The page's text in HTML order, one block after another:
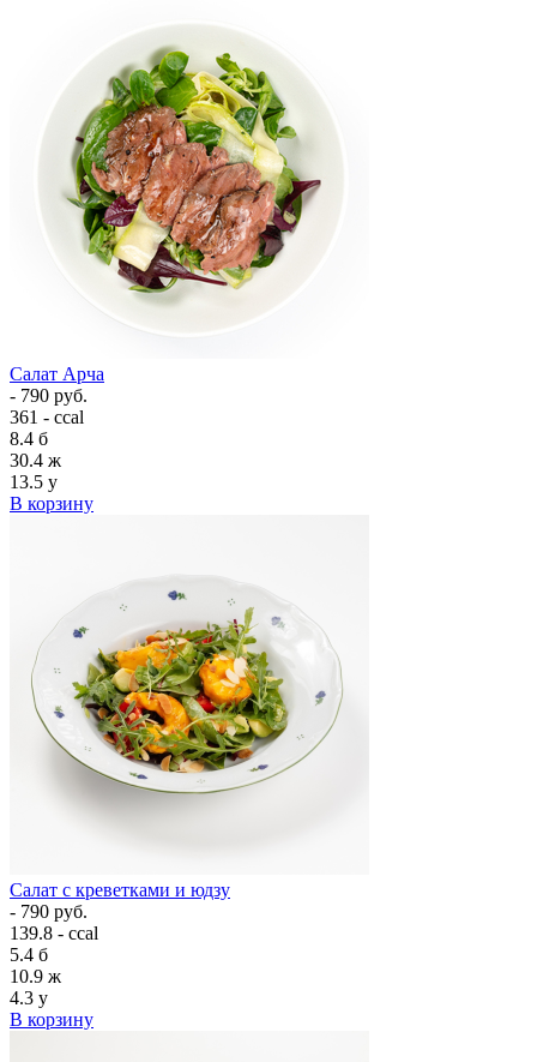
Салат Арча
- 790 руб.
361 - ccal
8.4 б
30.4 ж
13.5 у
В корзину
Салат с креветками и юдзу
- 790 руб.
139.8 - ccal
5.4 б
10.9 ж
4.3 у
В корзину